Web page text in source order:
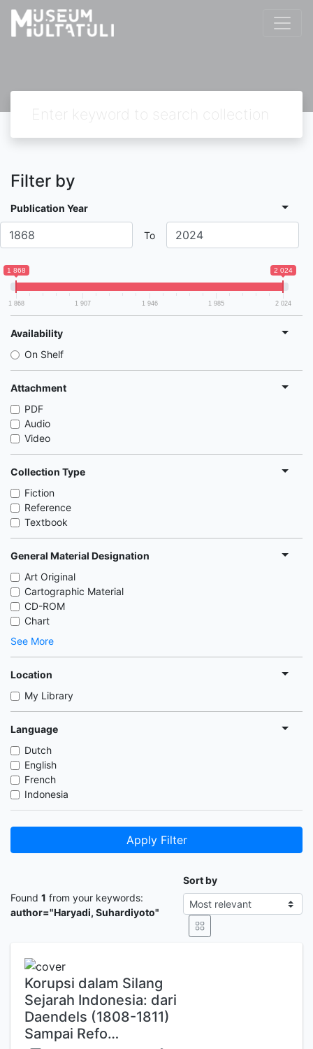
Filter by
Publication Year
To
1 868 2 024
1 868 1 907 1 946 1 985 2 024
Availability
On Shelf
Attachment
PDF
Audio
Video
Collection Type
Fiction
Reference
Textbook
General Material Designation
Art Original
Cartographic Material
CD-ROM
Chart
See More
Location
My Library
Language
Dutch
English
French
Indonesia
Apply Filter
Found 1 from your keywords:
author="Haryadi, Suhardiyoto"
Sort by
Korupsi dalam Silang
Sejarah Indonesia: dari
Daendels (1808-1811)
Sampai Refo…